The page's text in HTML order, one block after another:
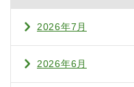
2026年7月
2026年6月